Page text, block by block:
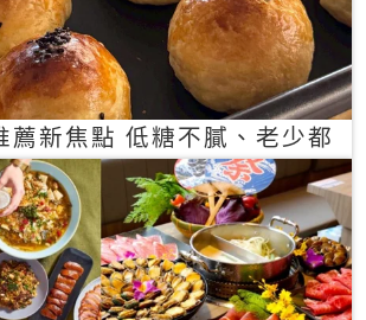
薦新焦點 低糖不膩、老少都
酥禮盒